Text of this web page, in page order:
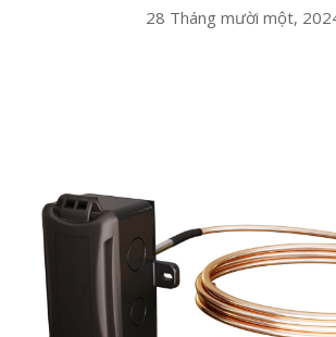
28 Tháng mười một,